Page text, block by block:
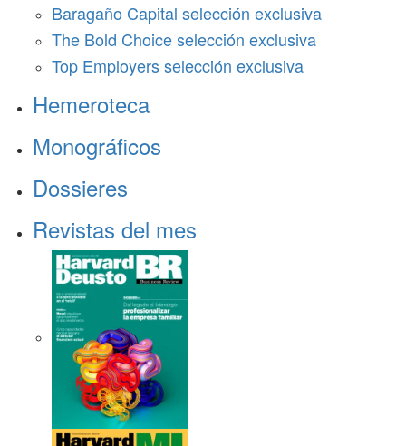
Baragaño Capital selección exclusiva
The Bold Choice selección exclusiva
Top Employers selección exclusiva
Hemeroteca
Monográficos
Dossieres
Revistas del mes